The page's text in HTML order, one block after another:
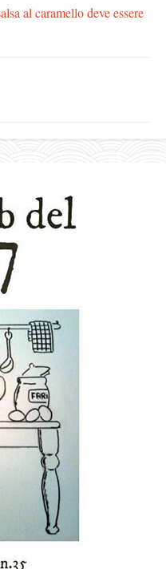
al caramello deve essere